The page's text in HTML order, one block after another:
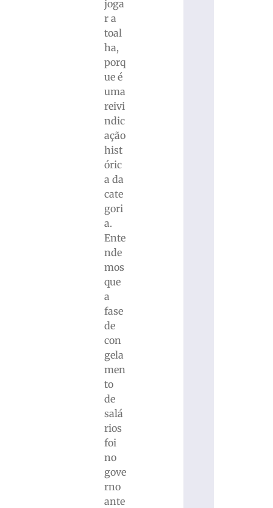
joga
r a
toal
ha,
porq
ue é
uma
reivi
ndic
ação
hist
óric
a da
cate
gori
a.
Ente
nde
mos
que
a
fase
de
con
gela
men
to
de
salá
rios
foi
no
gove
rno
ante